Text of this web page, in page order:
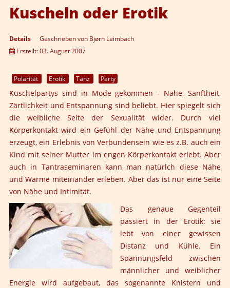
Kuscheln oder Erotik
Details Geschrieben von Bjørn Leimbach
Erstellt: 03. August 2007
Polarität Erotik Tanz Party
Kuschelpartys sind in Mode gekommen - Nähe, Sanftheit,
Zärtlichkeit und Entspannung sind beliebt. Hier spiegelt sich
die weibliche Seite der Sexualität wider. Durch viel
Körperkontakt wird ein Gefühl der Nähe und Entspannung
erzeugt, ein Erlebnis von Verbundensein wie es z.B. auch ein
Kind mit seiner Mutter im engen Körperkontakt erlebt. Aber
auch in Tantraseminaren kann man natürlch diese Nähe
und Wärme miteinander erleben. Aber das ist nur eine Seite
von Nähe und Intimität.
Das genaue Gegenteil
passiert in der Erotik: sie
lebt von einer gewissen
Distanz und Kühle. Ein
Spannungsfeld zwischen
männlicher und weiblicher
Energie wird aufgebaut, das sogenannte Knistern und